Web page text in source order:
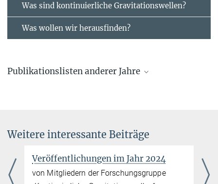
Was sind kontinuierliche Gravitationswellen?
Was wollen wir herausfinden?
Publikationslisten anderer Jahre
mehr
Veröffentlichungen im Jahr 2025
von Mitgliedern der Forschungsgruppe „Kontinuierliche
Gravitationswellen“
Weitere interessante Beiträge
Veröffentlichungen im Jahr 2023
von Mitgliedern der Forschungsgruppe